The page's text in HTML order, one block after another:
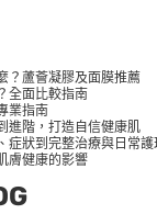
？蘆薈凝膠及面膜推薦
全面比較指南
業指南
進階，打造自信健康肌
症狀到完整治療與日常護
膚健康的影響